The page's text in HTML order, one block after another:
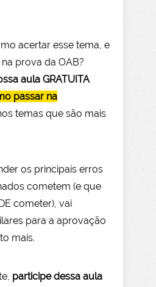
acertar esse tema, e
prova da OAB?
aula GRATUITA
passar na
temas que são mais
os principais erros
cometem (e que
cometer), vai
para a aprovação
mais.
, participe dessa aula